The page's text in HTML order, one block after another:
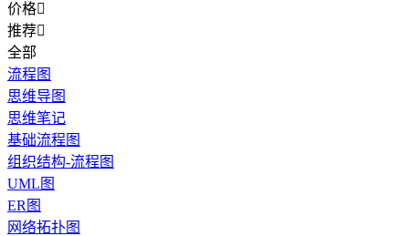
价格
推荐
全部
流程图
思维导图
思维笔记
基础流程图
组织结构-流程图
UML图
ER图
网络拓扑图